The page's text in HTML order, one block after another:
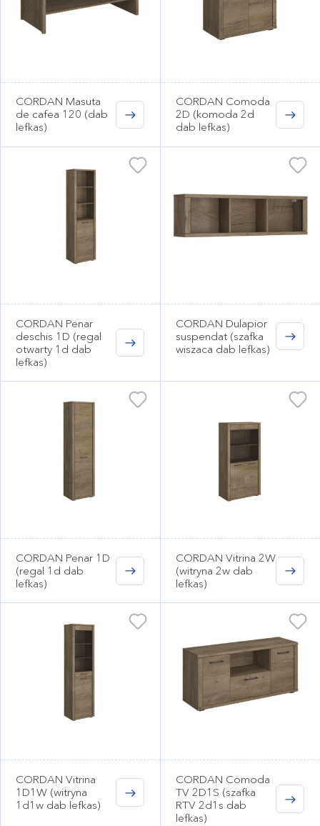
CORDAN Masuta
de cafea 120 (dab
lefkas)
CORDAN Comoda
2D (komoda 2d
dab lefkas)
CORDAN Penar
deschis 1D (regal
otwarty 1d dab
lefkas)
CORDAN Dulapior
suspendat (szafka
wiszaca dab lefkas)
CORDAN Penar 1D
(regal 1d dab
lefkas)
CORDAN Vitrina 2W
(witryna 2w dab
lefkas)
CORDAN Vitrina
1D1W (witryna
1d1w dab lefkas)
CORDAN Comoda
TV 2D1S (szafka
RTV 2d1s dab
lefkas)